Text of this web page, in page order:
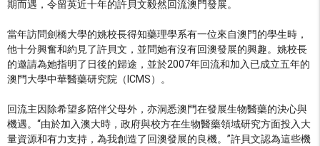
期而遇，令留英近十年的許貝文毅然回流澳門發展。
當年訪問劍橋大學的姚校長得知藥理學系有一位來自澳門的學生時，
他十分興奮和約見了許貝文，並問她有沒有回澳發展的興趣。姚校長
的邀請為她指明了日後的歸途，並於2007年回流和加入已成立五年的
澳門大學中華醫藥研究院（ICMS）。
回流主因除希望多陪伴父母外，亦洞悉澳門在發展生物醫藥的決心與
機遇。“由於加入澳大時，政府與校方在生物醫藥領域研究方面投入大
量資源和有力支持，為我創造了回澳發展的良機。”許貝文認為這些機